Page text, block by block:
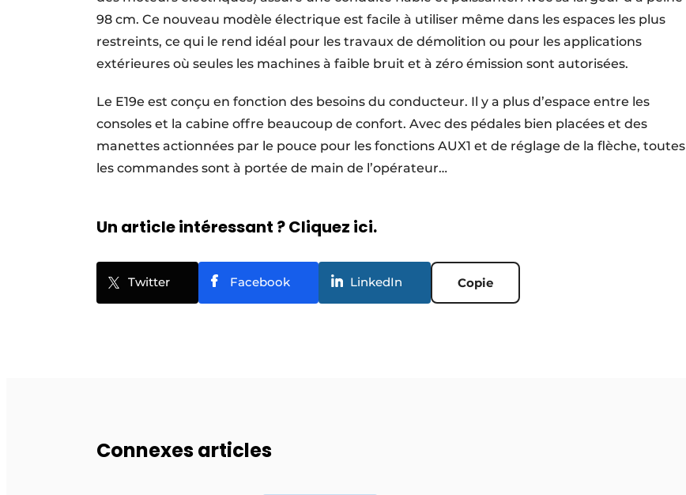
98 cm. Ce nouveau modèle électrique est facile à utiliser même dans les espaces les plus
restreints, ce qui le rend idéal pour les travaux de démolition ou pour les applications
extérieures où seules les machines à faible bruit et à zéro émission sont autorisées.
Le E19e est conçu en fonction des besoins du conducteur. Il y a plus d’espace entre les
consoles et la cabine offre beaucoup de confort. Avec des pédales bien placées et des
manettes actionnées par le pouce pour les fonctions AUX1 et de réglage de la flèche, toutes
les commandes sont à portée de main de l’opérateur…
Un article intéressant ? Cliquez ici.
Twitter Facebook LinkedIn Copie
Connexes articles